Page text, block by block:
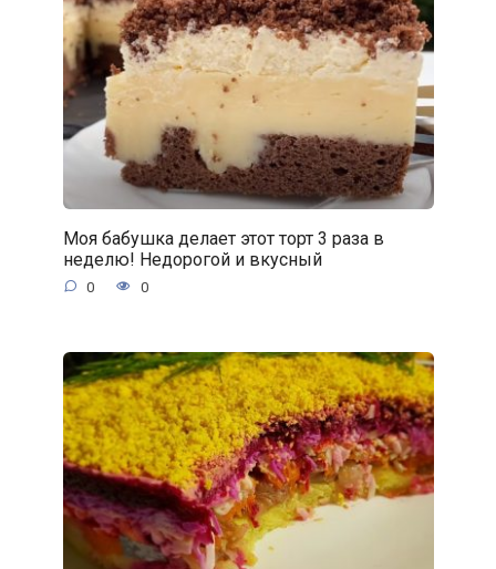
Моя бабушка делает этот торт 3 раза в
неделю! Недорогой и вкусный
0 0